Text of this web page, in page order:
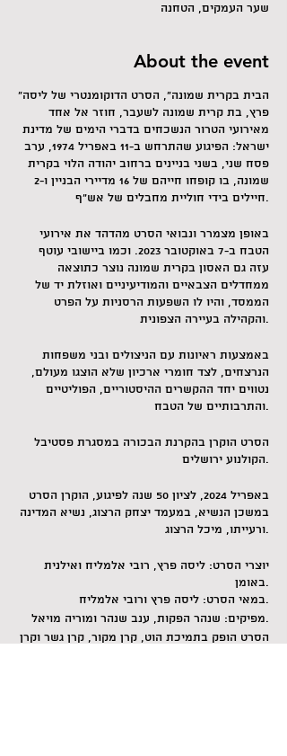
שער העמקים, הטחנה
About the event
"הבית בקרית שמונה", הסרט הדוקומנטרי של ליסה
פרץ, בת קרית שמונה לשעבר, חוזר אל אחד
מאירועי הטרור הנשכחים בדברי הימים של מדינת
ישראל: הפיגוע שהתרחש ב-11 באפריל 1974, ערב
פסח שני, בשני בניינים ברחוב יהודה הלוי בקרית
שמונה, בו קופחו חייהם של 16 מדיירי הבניין ו-2
חיילים בידי חוליית מחבלים של אש"ף.
באופן מצמרר ונבואי הסרט מהדהד את אירועי
הטבח ב-7 באוקטובר 2023. וכמו ביישובי עוטף
עזה גם האסון בקרית שמונה נוצר כתוצאה
ממחדלים הצבאיים והמודיעיניים ואוזלת יד של
הממסד, והיו לו השפעות הרסניות על הפרט
והקהילה בעיירה הצפונית.
באמצעות ראיונות עם הניצולים ובני משפחות
הנרצחים, לצד חומרי ארכיון שלא הוצגו מעולם,
נטווים יחד ההקשרים ההיסטוריים, הפוליטיים
והתרבותיים של הטבח.
הסרט הוקרן בהקרנת הבכורה במסגרת פסטיבל
הקולנוע ירושלים.
באפריל 2024, לציון 50 שנה לפיגוע, הוקרן הסרט
במשכן הנשיא, במעמד יצחק הרצוג, נשיא המדינה
ורעייתו, מיכל הרצוג.
יוצרי הסרט: ליסה פרץ, רובי אלמליח ואילנית
באומן.
במאי הסרט: ליסה פרץ ורובי אלמליח.
מפיקים: שנהר הפקות, ענב שנהר ומוריה מויאל.
הסרט הופק בתמיכת הוט, קרן מקור, קרן גשר וקרן